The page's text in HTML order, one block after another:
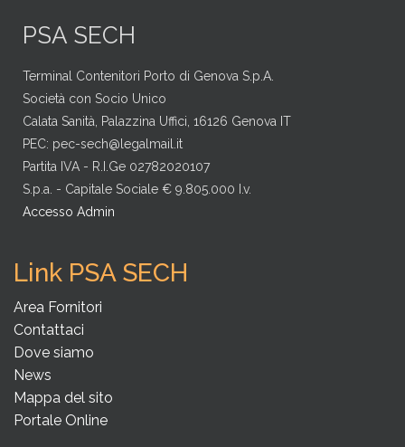
PSA SECH
Terminal Contenitori Porto di Genova S.p.A.
Società con Socio Unico
Calata Sanità, Palazzina Uffici, 16126 Genova IT
PEC: pec-sech@legalmail.it
Partita IVA - R.I.Ge 02782020107
S.p.a. - Capitale Sociale € 9.805.000 I.v.
Accesso Admin
Link PSA SECH
Area Fornitori
Contattaci
Dove siamo
News
Mappa del sito
Portale Online